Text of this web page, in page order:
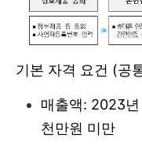
기본 자격 요건 (공
매출액: 2023
천만원 미만